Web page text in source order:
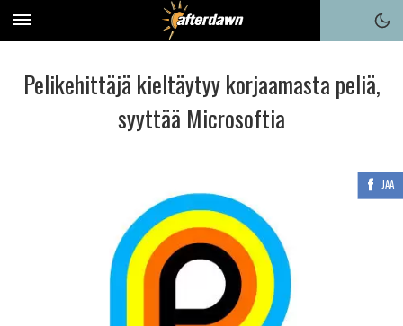
Pelikehittäjä kieltäytyy korjaamasta peliä,
syyttää Microsoftia
JAA